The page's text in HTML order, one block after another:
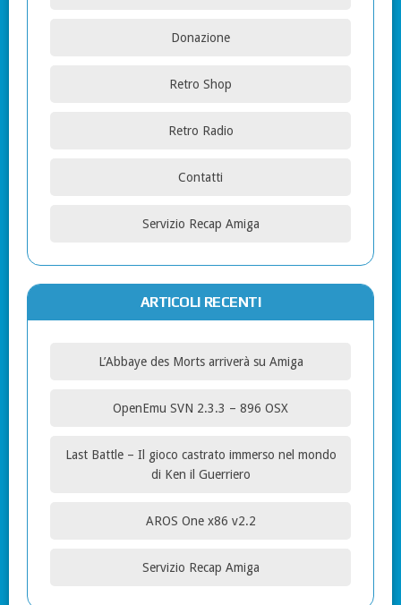
Donazione
Retro Shop
Retro Radio
Contatti
Servizio Recap Amiga
ARTICOLI RECENTI
L’Abbaye des Morts arriverà su Amiga
OpenEmu SVN 2.3.3 – 896 OSX
Last Battle – Il gioco castrato immerso nel mondo
di Ken il Guerriero
AROS One x86 v2.2
Servizio Recap Amiga